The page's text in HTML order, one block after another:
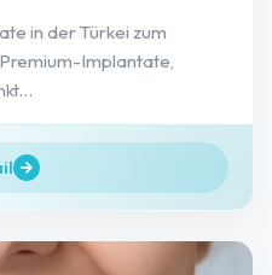
in der Türkei zum
Implantate,